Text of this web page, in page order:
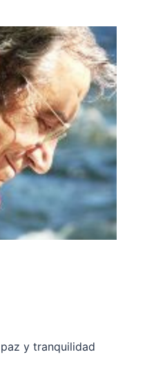
y tranquilidad